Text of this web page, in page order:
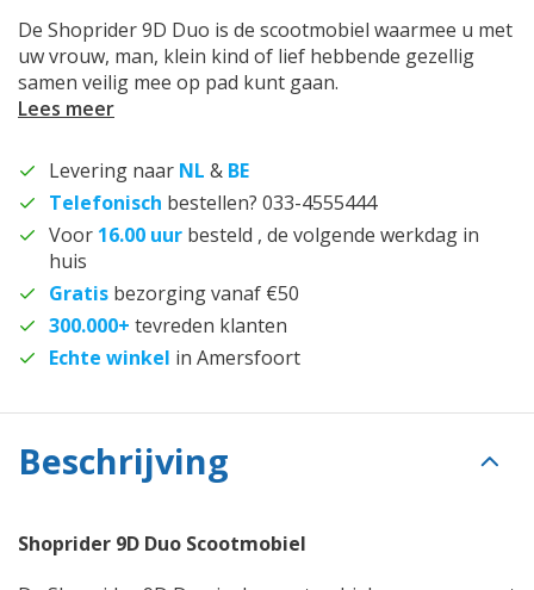
De Shoprider 9D Duo is de scootmobiel waarmee u met
uw vrouw, man, klein kind of lief hebbende gezellig
samen veilig mee op pad kunt gaan.
Lees meer
Levering naar NL & BE
Telefonisch bestellen? 033-4555444
Voor 16.00 uur besteld , de volgende werkdag in
huis
Gratis bezorging vanaf €50
300.000+ tevreden klanten
Echte winkel in Amersfoort
Beschrijving
Shoprider 9D Duo Scootmobiel